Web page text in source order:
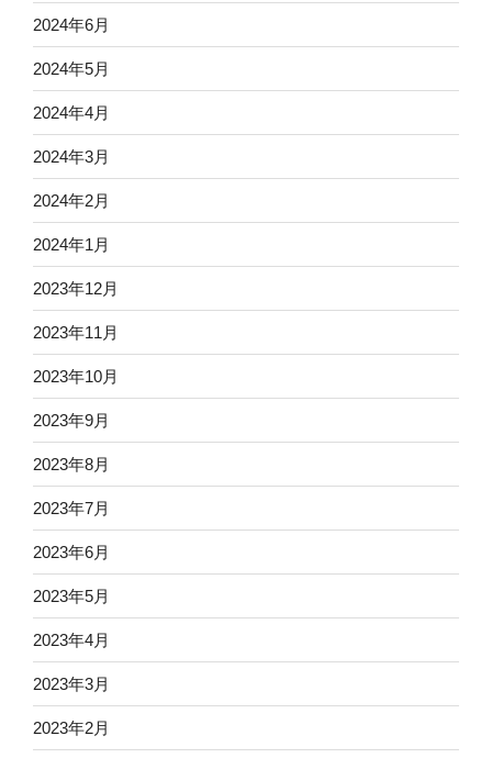
2024年6月
2024年5月
2024年4月
2024年3月
2024年2月
2024年1月
2023年12月
2023年11月
2023年10月
2023年9月
2023年8月
2023年7月
2023年6月
2023年5月
2023年4月
2023年3月
2023年2月